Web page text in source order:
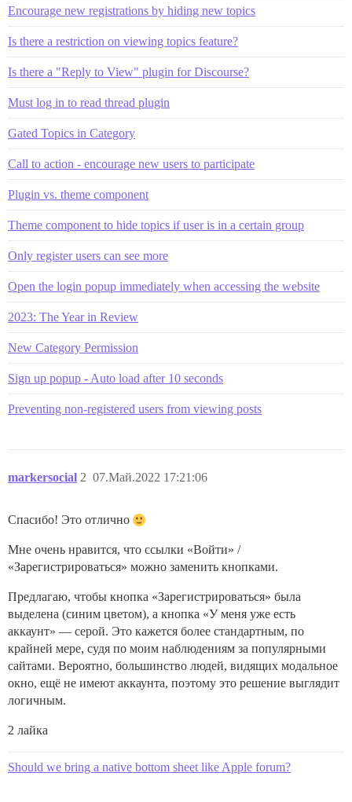
Encourage new registrations by hiding new topics
Is there a restriction on viewing topics feature?
Is there a "Reply to View" plugin for Discourse?
Must log in to read thread plugin
Gated Topics in Category
Call to action - encourage new users to participate
Plugin vs. theme component
Theme component to hide topics if user is in a certain group
Only register users can see more
Open the login popup immediately when accessing the website
2023: The Year in Review
New Category Permission
Sign up popup - Auto load after 10 seconds
Preventing non-registered users from viewing posts
markersocial 07.Май.2022 17:21:06
2
Спасибо! Это отлично
Мне очень нравится, что ссылки «Войти» /
«Зарегистрироваться» можно заменить кнопками.
Предлагаю, чтобы кнопка «Зарегистрироваться» была
выделена (синим цветом), а кнопка «У меня уже есть
аккаунт» — серой. Это кажется более стандартным, по
крайней мере, судя по моим наблюдениям за популярными
сайтами. Вероятно, большинство людей, видящих модальное
окно, ещё не имеют аккаунта, поэтому это решение выглядит
логичным.
2 лайка
Should we bring a native bottom sheet like Apple forum?